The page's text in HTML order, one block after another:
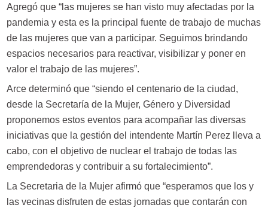
Agregó que “las mujeres se han visto muy afectadas por la
pandemia y esta es la principal fuente de trabajo de muchas
de las mujeres que van a participar. Seguimos brindando
espacios necesarios para reactivar, visibilizar y poner en
valor el trabajo de las mujeres”.
Arce determinó que “siendo el centenario de la ciudad,
desde la Secretaría de la Mujer, Género y Diversidad
proponemos estos eventos para acompañar las diversas
iniciativas que la gestión del intendente Martín Perez lleva a
cabo, con el objetivo de nuclear el trabajo de todas las
emprendedoras y contribuir a su fortalecimiento”.
La Secretaria de la Mujer afirmó que “esperamos que los y
las vecinas disfruten de estas jornadas que contarán con